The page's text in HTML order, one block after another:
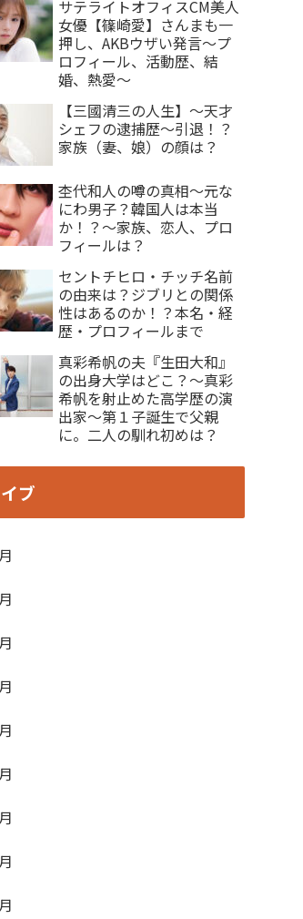
サテライトオフィスCM美人
女優【篠崎愛】さんまも一
押し、AKBウザい発言〜プ
ロフィール、活動歴、結
婚、熱愛〜
【三國清三の人生】〜天才
シェフの逮捕歴〜引退！？
家族（妻、娘）の顔は？
杢代和人の噂の真相〜元な
にわ男子？韓国人は本当
か！？〜家族、恋人、プロ
フィールは？
セントチヒロ・チッチ名前
の由来は？ジブリとの関係
性はあるのか！？本名・経
歴・プロフィールまで
真彩希帆の夫『生田大和』
の出身大学はどこ？〜真彩
希帆を射止めた高学歴の演
出家〜第１子誕生で父親
に。二人の馴れ初めは？
ブ